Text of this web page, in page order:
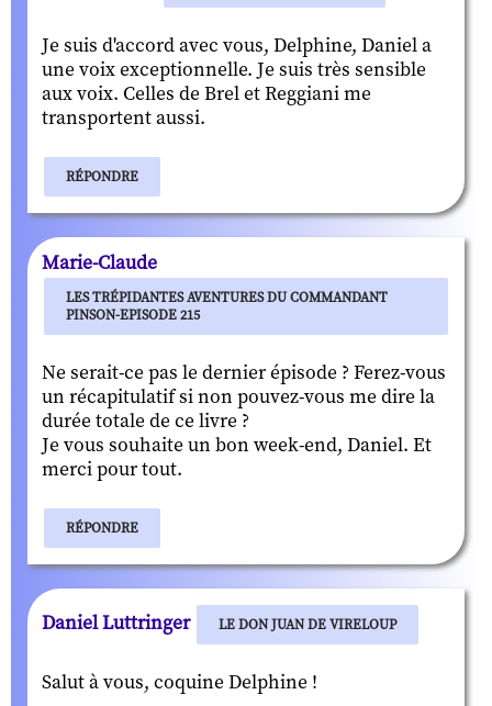
Je suis d'accord avec vous, Delphine, Daniel a
une voix exceptionnelle. Je suis très sensible
aux voix. Celles de Brel et Reggiani me
transportent aussi.
RÉPONDRE
Marie-Claude
LES TRÉPIDANTES AVENTURES DU COMMANDANT
PINSON-EPISODE 215
Ne serait-ce pas le dernier épisode ? Ferez-vous
un récapitulatif si non pouvez-vous me dire la
durée totale de ce livre ?
Je vous souhaite un bon week-end, Daniel. Et
merci pour tout.
RÉPONDRE
Daniel Luttringer LE DON JUAN DE VIRELOUP
Salut à vous, coquine Delphine !